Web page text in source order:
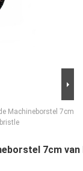
Machineborstel 7cm
7cm